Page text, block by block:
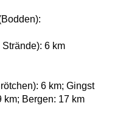
6 km
6 km; Gingst
km; Bergen: 17 km